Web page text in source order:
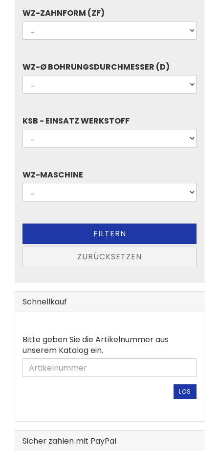
WZ-
ZAHNFORM
(ZF)
WZ-ZAHNFORM (ZF)
WZ-
Ø
BOHRUNGSDURCHMESSER
WZ-Ø BOHRUNGSDURCHMESSER (D)
KSB
-
EINSATZ
KSB - EINSATZ WERKSTOFF
WZ-
MASCHINE
WZ-MASCHINE
FILTERN
ZURÜCKSETZEN
Schnellkauf
BITTE
GEBEN
SIE
DIE
EIN.
Bitte geben Sie die Artikelnummer aus
unserem Katalog ein.
LOS
Sicher zahlen mit PayPal